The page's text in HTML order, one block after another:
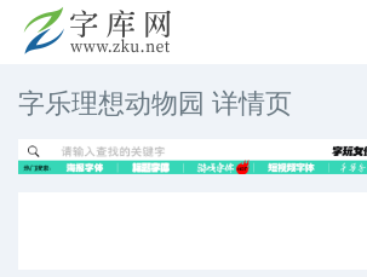
字乐理想动物园 详情页